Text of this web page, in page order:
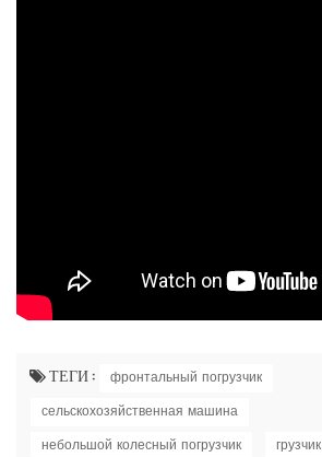
ТЕГИ :
фронтальный погрузчик
сельскохозяйственная машина
небольшой колесный погрузчик
грузчик